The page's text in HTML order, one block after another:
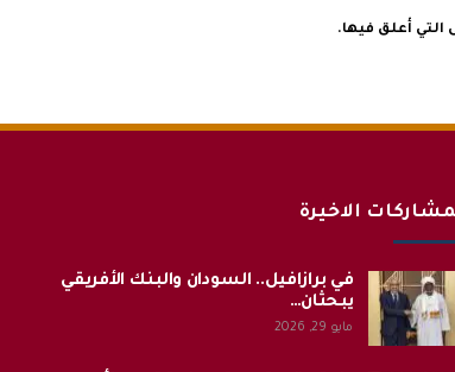
التي أعلق فيها.
الاخيرة
في برازافيل.. السودان والبنك الأفريقي
يبحثان…
مايو 29, 2026